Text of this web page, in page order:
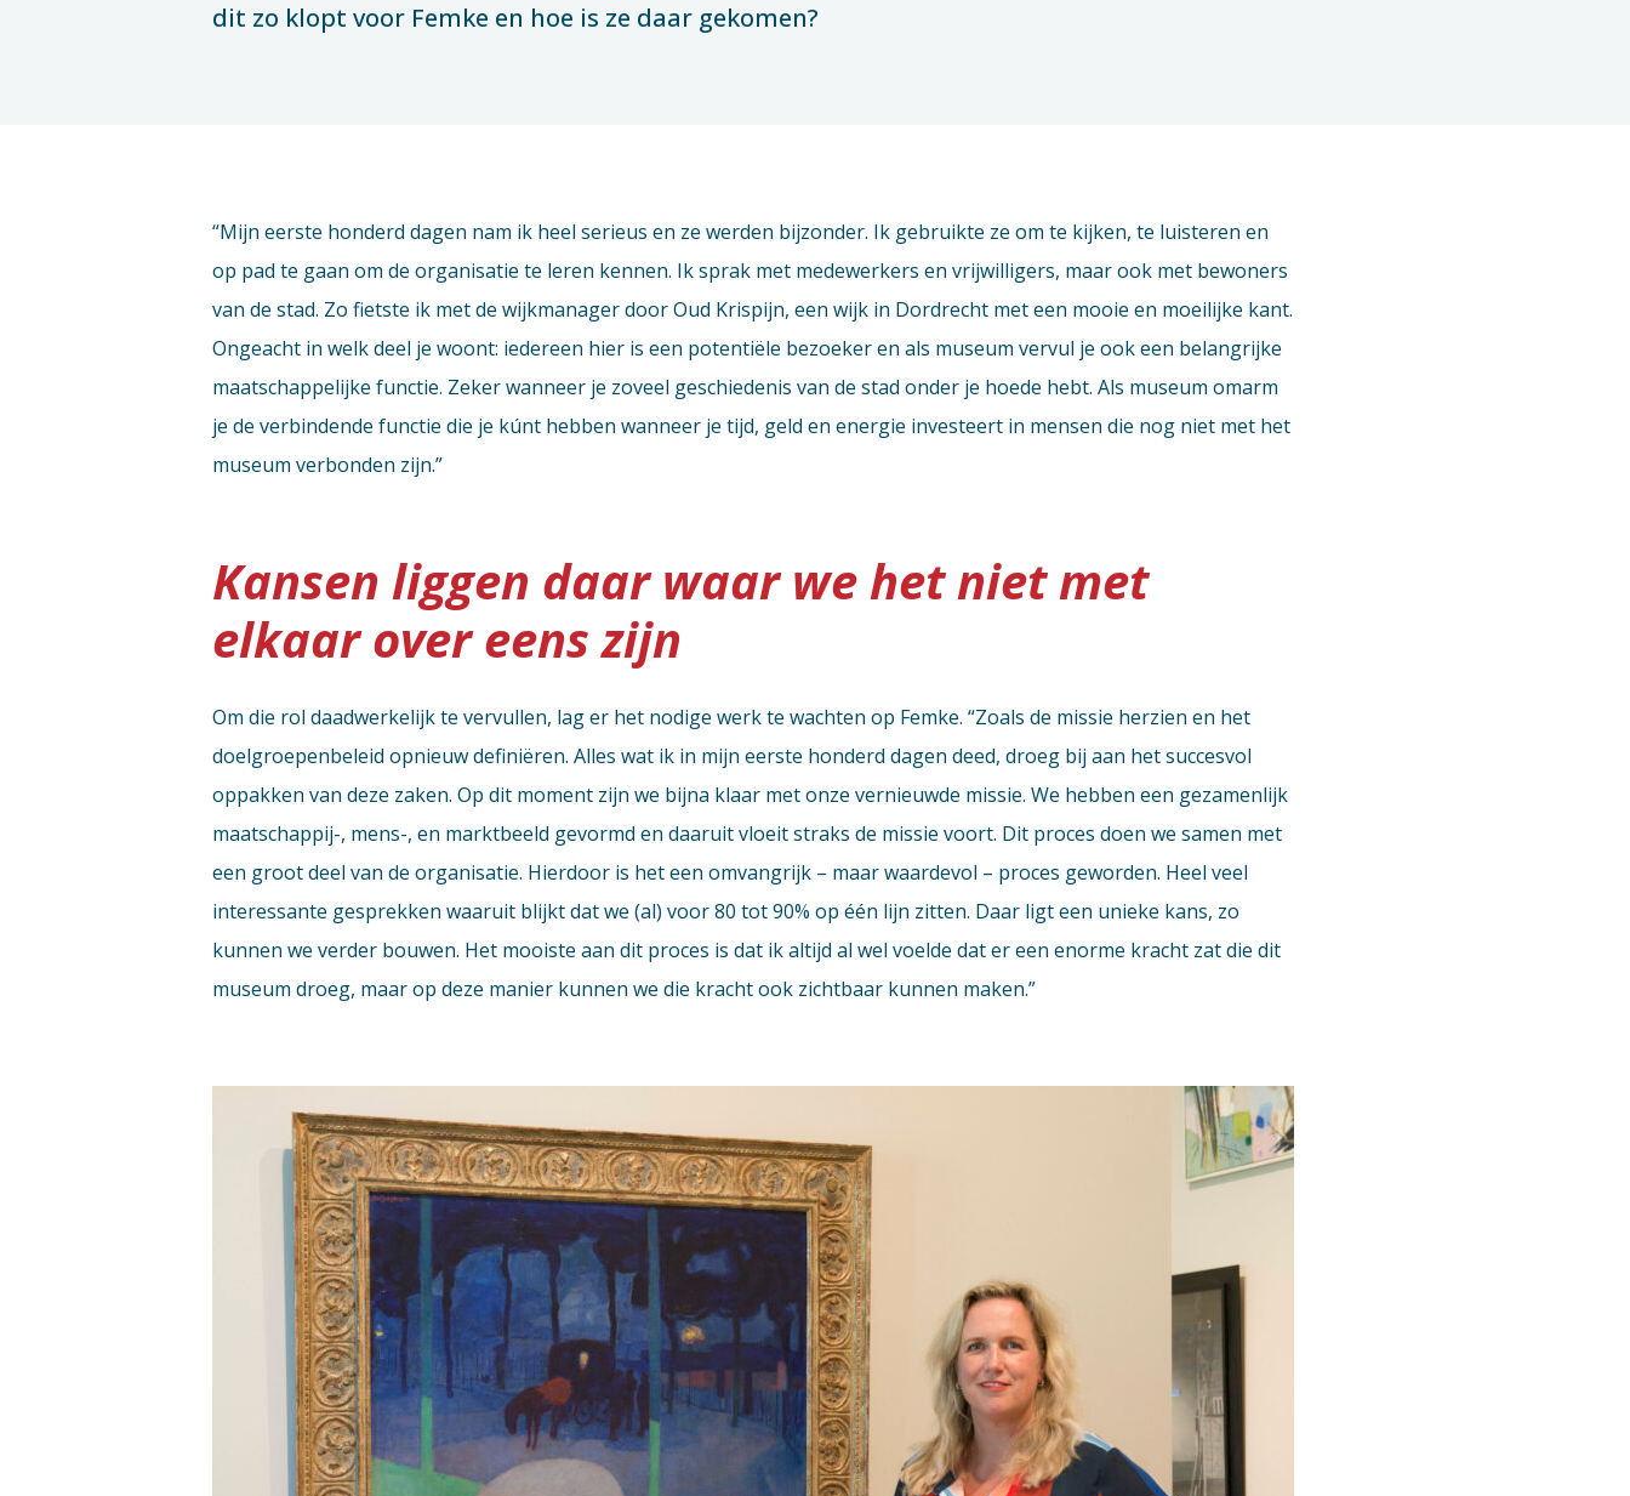
dit zo klopt voor Femke en hoe is ze daar gekomen?
“Mijn eerste honderd dagen nam ik heel serieus en ze werden bijzonder. Ik gebruikte ze om te kijken, te luisteren en
op pad te gaan om de organisatie te leren kennen. Ik sprak met medewerkers en vrijwilligers, maar ook met bewoners
van de stad. Zo fietste ik met de wijkmanager door Oud Krispijn, een wijk in Dordrecht met een mooie en moeilijke kant.
Ongeacht in welk deel je woont: iedereen hier is een potentiële bezoeker en als museum vervul je ook een belangrijke
maatschappelijke functie. Zeker wanneer je zoveel geschiedenis van de stad onder je hoede hebt. Als museum omarm
je de verbindende functie die je kúnt hebben wanneer je tijd, geld en energie investeert in mensen die nog niet met het
museum verbonden zijn.”
Kansen liggen daar waar we het niet met
elkaar over eens zijn
Om die rol daadwerkelijk te vervullen, lag er het nodige werk te wachten op Femke. “Zoals de missie herzien en het
doelgroepenbeleid opnieuw definiëren. Alles wat ik in mijn eerste honderd dagen deed, droeg bij aan het succesvol
oppakken van deze zaken. Op dit moment zijn we bijna klaar met onze vernieuwde missie. We hebben een gezamenlijk
maatschappij-, mens-, en marktbeeld gevormd en daaruit vloeit straks de missie voort. Dit proces doen we samen met
een groot deel van de organisatie. Hierdoor is het een omvangrijk – maar waardevol – proces geworden. Heel veel
interessante gesprekken waaruit blijkt dat we (al) voor 80 tot 90% op één lijn zitten. Daar ligt een unieke kans, zo
kunnen we verder bouwen. Het mooiste aan dit proces is dat ik altijd al wel voelde dat er een enorme kracht zat die dit
museum droeg, maar op deze manier kunnen we die kracht ook zichtbaar kunnen maken.”